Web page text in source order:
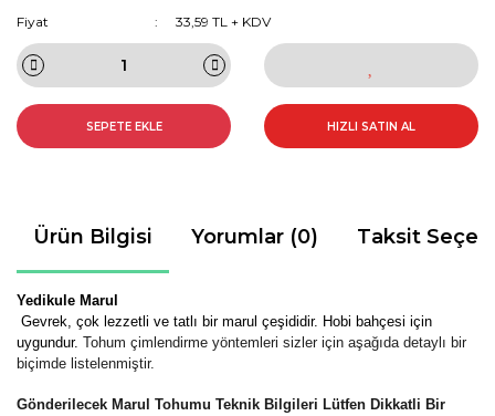
Fiyat
33,59 TL + KDV
SEPETE EKLE HIZLI SATIN AL
Ürün Bilgisi Yorumlar (0) Taksit
Yedikule Marul
Gevrek, çok lezzetli ve tatlı bir marul çeşididir. Hobi bahçesi için
uygundur. Tohum çimlendirme yöntemleri sizler için aşağıda detaylı bir
biçimde listelenmiştir.
Gönderilecek Marul Tohumu Teknik Bilgileri Lütfen Dikkatli Bir